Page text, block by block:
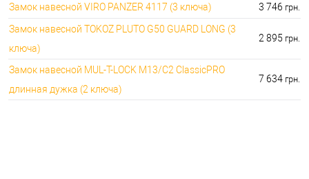
Замок навесной VIRO PANZER 4117 (3 ключа) 3 746 грн.
Замок навесной TOKOZ PLUTO G50 GUARD LONG (3
ключа)
2 895 грн.
Замок навесной MUL-T-LOCK M13/C2 ClassicPRO
длинная дужка (2 ключа)
7 634 грн.